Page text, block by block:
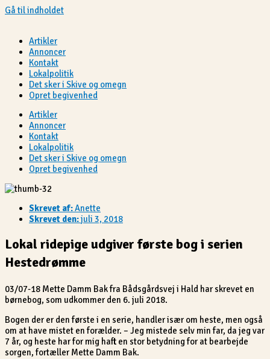
Gå til indholdet
Artikler
Annoncer
Kontakt
Lokalpolitik
Det sker i Skive og omegn
Opret begivenhed
Artikler
Annoncer
Kontakt
Lokalpolitik
Det sker i Skive og omegn
Opret begivenhed
Skrevet af:Anette
Skrevet den:juli 3, 2018
Lokal ridepige udgiver første bog i serien
Hestedrømme
03/07-18 Mette Damm Bak fra Bådsgårdsvej i Hald har skrevet en
børnebog, som udkommer den 6. juli 2018.
Bogen der er den første i en serie, handler især om heste, men også
om at have mistet en forælder. – Jeg mistede selv min far, da jeg var
7 år, og heste har for mig haft en stor betydning for at bearbejde
sorgen, fortæller Mette Damm Bak.